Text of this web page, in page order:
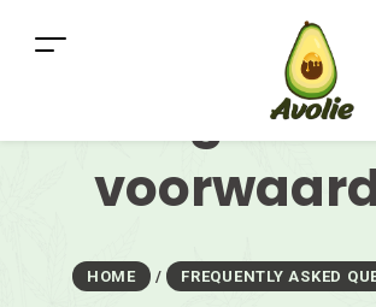
Algemene
HOME / FREQUENTLY ASKED